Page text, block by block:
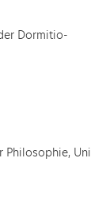
Dormitio-
Philosophie, Uni